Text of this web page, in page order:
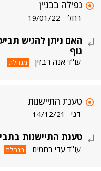
נפילה בבניין
רחלי 19/01/22
האם ניתן להגיש
גוף
עו"ד אנה רבזין מנהלת
טענת התיישנות
דני 14/12/21
טענת התיישנות
עו"ד עדי רחמים מנהלת